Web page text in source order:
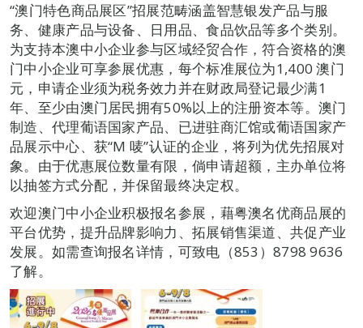
“澳门特色商品展区”招展范畴涵盖智慧银发产品与服
务、健康产品与设备、日用品、食品饮品等多个类别。
为支持本澳中小企业参与区域经贸合作，符合资格的澳
门中小企业可享参展优惠，每个标准展位为1,400 澳门
元，申请企业须为税务效力并在财政局登记最少满1
年、至少由澳门居民拥有50%以上的注册资本等。澳门
制造、代理葡语国家产品、已进驻商汇馆或葡语国家产
品展示中心、获“M 唛”认证的企业，将列为优先招展对
象。由于优惠展位数量有限，倘申请超额，主办单位将
以抽签方式分配，并保留最终决定权。
欢迎澳门中小企业积极报名参展，藉粤澳名优商品展的
平台优势，提升品牌影响力、拓展销售渠道、共促产业
发展。如需查询报名详情，可致电（853）8798 9636
了解。